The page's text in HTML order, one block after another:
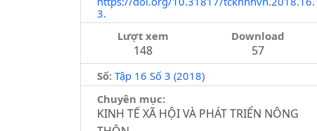
3.
Lượt xem
148
Download
57
Số: Tập 16 Số 3 (2018)
Chuyên mục:
KINH TẾ XÃ HỘI VÀ PHÁT TRIỂN NÔNG